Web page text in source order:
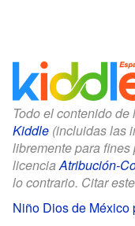
Todo el contenido
Kiddle (incluidas las
libremente para
licenciaAtribución-
lo contrario. Citar
Niño Dios de México